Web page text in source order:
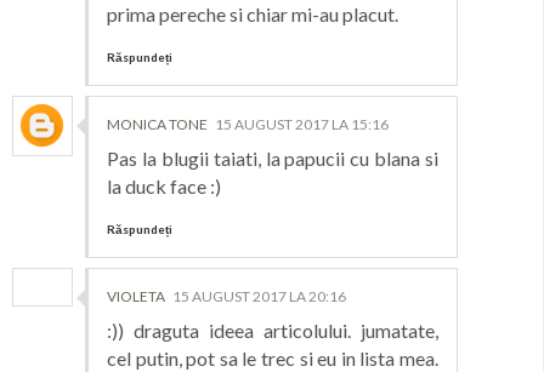
prima pereche si chiar mi-au placut.
Răspundeți
MONICA TONE 15 AUGUST 2017 LA 15:16
Pas la blugii taiati, la papucii cu blana si
la duck face :)
Răspundeți
VIOLETA 15 AUGUST 2017 LA 20:16
:)) draguta ideea articolului. jumatate,
cel putin, pot sa le trec si eu in lista mea.